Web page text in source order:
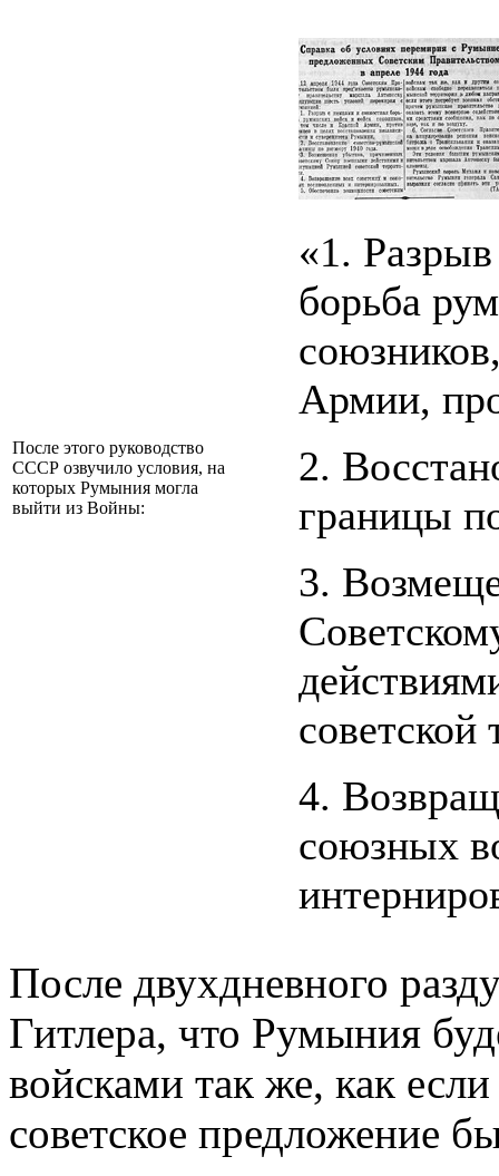
После этого руководство
СССР озвучило условия, на
которых Румыния могла
выйти из Войны:
«1.
борьба
Армии,
2.
границы
3.
советской
4.
союзных
После двухдневного
Гитлера, что Румыния
войсками так же, как
советское предложение